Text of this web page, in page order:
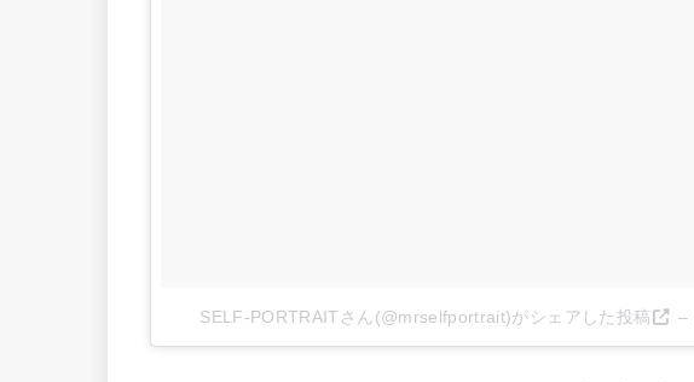
SELF-PORTRAITさん(@mrselfportrait)がシェアした投稿 –